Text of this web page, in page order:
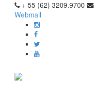
+ 55 (62) 3209.9700
Webmail